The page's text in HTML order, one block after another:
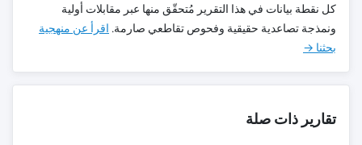
كل نقطة بيانات في هذا التقرير مُتحقّق منها عبر مقابلات أولية
ونمذجة تصاعدية حقيقية وفحوص تقاطعي صارمة. اقرأ عن منهجية
بحثنا →
تقارير ذات صلة